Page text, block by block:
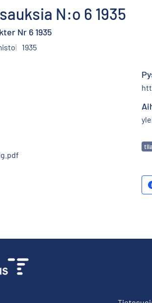
N:o 6 1935
Nr 6 1935
1935